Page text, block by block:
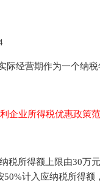
际经营期作为一个纳
企业所得税优惠政策
税所得额上限由30万
计入应纳税所得